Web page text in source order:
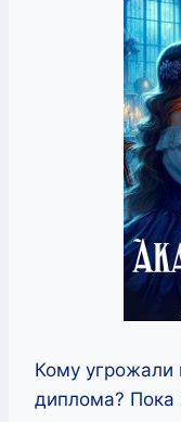
Кому угрожали
диплома? Пока